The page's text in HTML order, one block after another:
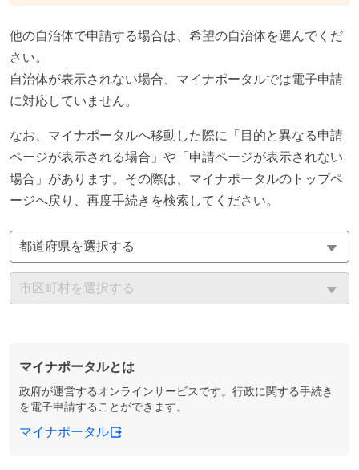
他の自治体で申請する場合は、希望の自治体を選んでくだ
さい。
自治体が表示されない場合、マイナポータルでは電子申請
に対応していません。
なお、マイナポータルへ移動した際に「目的と異なる申請
ページが表示される場合」や「申請ページが表示されない
場合」があります。その際は、マイナポータルのトップペ
ージへ戻り、再度手続きを検索してください。
マイナポータルとは
政府が運営するオンラインサービスです。行政に関する手続き
を電子申請することができます。
マイナポータル